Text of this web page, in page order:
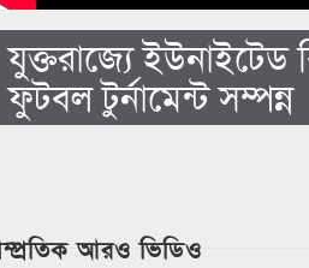
যুক্তরাজ্যে ইউনাইটেড
ফুটবল টুর্নামেন্ট সম্পন্ন
আরও ভিডিও